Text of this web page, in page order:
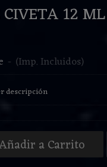
12 ML
- (Imp. Incluidos)
descripción
a Carrito